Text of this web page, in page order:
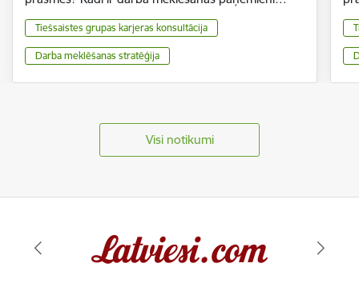
Tiešsaistes grupas karjeras konsultācija
Darba meklēšanas stratēģija
Visi notikumi